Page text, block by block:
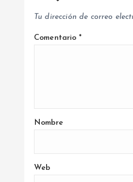
d
a
Tu dirección de correo
Comentario *
Nombre
Web